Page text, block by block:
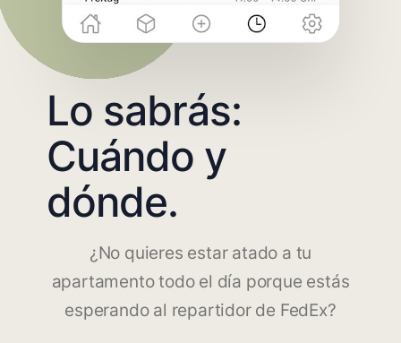
Lo sabrás:
Cuándo y
dónde.
¿No quieres estar atado a tu
apartamento todo el día porque estás
esperando al repartidor de FedEx?